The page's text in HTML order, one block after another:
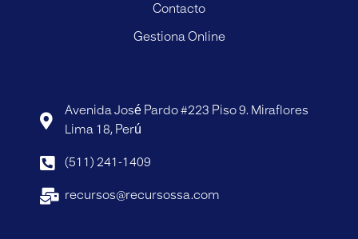
Contacto
Gestiona Online
Avenida José Pardo #223 Piso 9. Miraflores
Lima 18, Perú
(511) 241-1409
recursos@recursossa.com